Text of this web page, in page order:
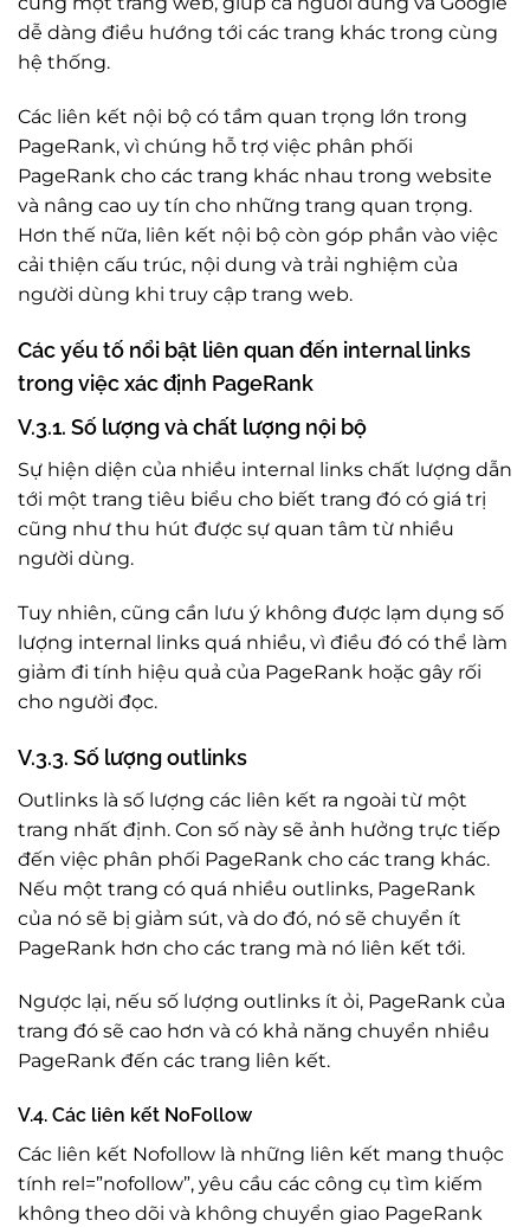
dễ dàng điều hướng tới các trang khác trong cùng
hệ thống.
Các liên kết nội bộ có tầm quan trọng lớn trong
PageRank, vì chúng hỗ trợ việc phân phối
PageRank cho các trang khác nhau trong website
và nâng cao uy tín cho những trang quan trọng.
Hơn thế nữa, liên kết nội bộ còn góp phần vào việc
cải thiện cấu trúc, nội dung và trải nghiệm của
người dùng khi truy cập trang web.
Các yếu tố nổi bật liên quan đến internal links
trong việc xác định PageRank
V.3.1. Số lượng và chất lượng nội bộ
Sự hiện diện của nhiều internal links chất lượng dẫn
tới một trang tiêu biểu cho biết trang đó có giá trị
cũng như thu hút được sự quan tâm từ nhiều
người dùng.
Tuy nhiên, cũng cần lưu ý không được lạm dụng số
lượng internal links quá nhiều, vì điều đó có thể làm
giảm đi tính hiệu quả của PageRank hoặc gây rối
cho người đọc.
V.3.3. Số lượng outlinks
Outlinks là số lượng các liên kết ra ngoài từ một
trang nhất định. Con số này sẽ ảnh hưởng trực tiếp
đến việc phân phối PageRank cho các trang khác.
Nếu một trang có quá nhiều outlinks, PageRank
của nó sẽ bị giảm sút, và do đó, nó sẽ chuyển ít
PageRank hơn cho các trang mà nó liên kết tới.
Ngược lại, nếu số lượng outlinks ít ỏi, PageRank của
trang đó sẽ cao hơn và có khả năng chuyển nhiều
PageRank đến các trang liên kết.
V.4. Các liên kết NoFollow
Các liên kết Nofollow là những liên kết mang thuộc
tính rel=”nofollow”, yêu cầu các công cụ tìm kiếm
không theo dõi và không chuyển giao PageRank